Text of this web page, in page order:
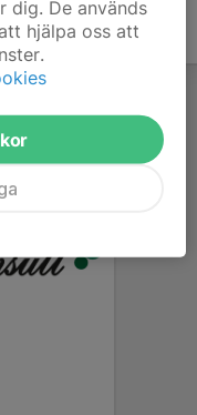
dig. De används
hjälpa oss att